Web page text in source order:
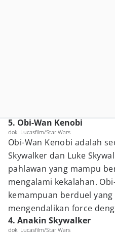
5. Obi-Wan Kenobi
dok. Lucasfilm/Star Wars
Obi-Wan Kenobi adalah
Skywalker dan Luke
pahlawan yang mampu
mengalami kekalahan.
kemampuan berduel
mengendalikan force
4. Anakin Skywalker
dok. Lucasfilm/Star Wars